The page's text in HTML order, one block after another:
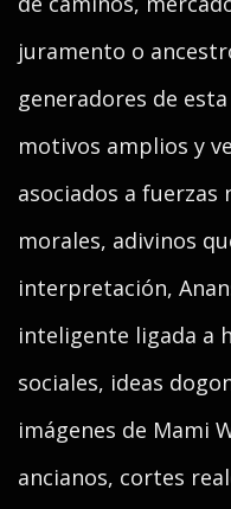
juramento o
generadores de
motivos amplios y
asociados a fuerzas
morales, adivinos
interpretación,
inteligente ligada a
sociales, ideas
imágenes de Mami
ancianos, cortes